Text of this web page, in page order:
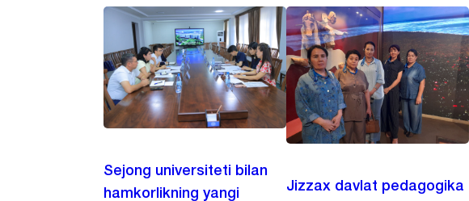
Sejong universiteti bilan
hamkorlikning yangi
Jizzax davlat pedagogika